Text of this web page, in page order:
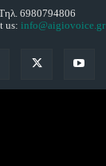
6980794806
us: info@aigiovoice.gr